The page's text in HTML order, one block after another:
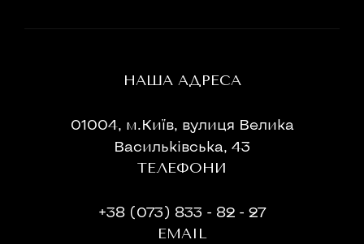
НАША АДРЕСА
01004, м.Київ, вулиця Велика
Васильківська, 43
ТЕЛЕФОНИ
+38 (073) 833 - 82 - 27
EMAIL